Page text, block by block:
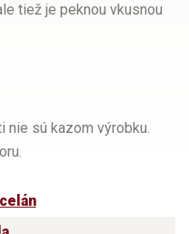
tiež je peknou vkusnou
nie sú kazom výrobku.